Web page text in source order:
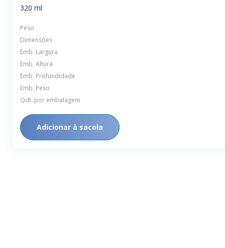
320 ml
Peso
Dimensões
Emb. Largura
Emb. Altura
Emb. Profundidade
Emb. Peso
Qdt. por embalagem
Adicionar à sacola